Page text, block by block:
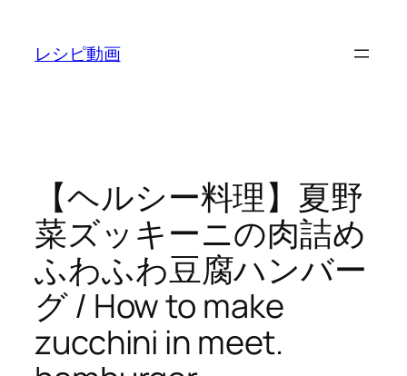
レシピ動画
【ヘルシー料理】夏野
菜ズッキーニの肉詰め
ふわふわ豆腐ハンバー
グ / How to make
zucchini in meet.